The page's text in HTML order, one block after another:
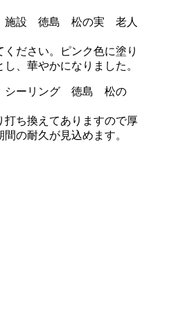
ださい。ピンク色に塗り
、華やかになりました。
打ち換えてありますので厚
の耐久が見込めます。